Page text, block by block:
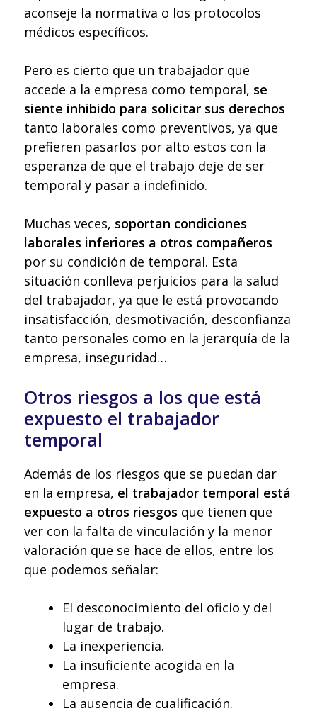
aconseje la normativa o los protocolos
médicos específicos.
Pero es cierto que un trabajador que
accede a la empresa como temporal, se
siente inhibido para solicitar sus derechos
tanto laborales como preventivos, ya que
prefieren pasarlos por alto estos con la
esperanza de que el trabajo deje de ser
temporal y pasar a indefinido.
Muchas veces, soportan condiciones
laborales inferiores a otros compañeros
por su condición de temporal. Esta
situación conlleva perjuicios para la salud
del trabajador, ya que le está provocando
insatisfacción, desmotivación, desconfianza
tanto personales como en la jerarquía de la
empresa, inseguridad…
Otros riesgos a los que está
expuesto el trabajador
temporal
Además de los riesgos que se puedan dar
en la empresa, el trabajador temporal está
expuesto a otros riesgos que tienen que
ver con la falta de vinculación y la menor
valoración que se hace de ellos, entre los
que podemos señalar:
El desconocimiento del oficio y del
lugar de trabajo.
La inexperiencia.
La insuficiente acogida en la
empresa.
La ausencia de cualificación.